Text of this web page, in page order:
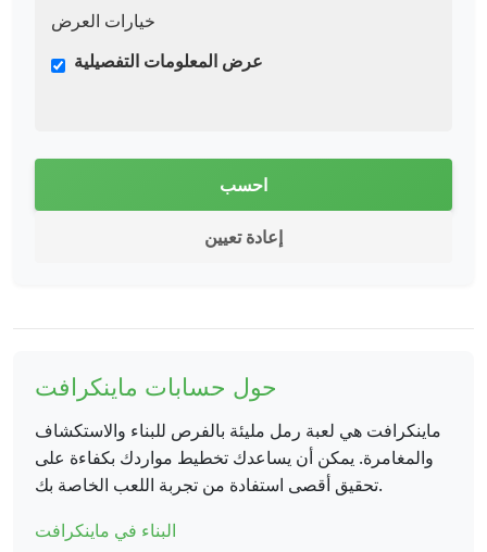
خيارات العرض
عرض المعلومات التفصيلية
احسب
إعادة تعيين
حول حسابات ماينكرافت
ماينكرافت هي لعبة رمل مليئة بالفرص للبناء والاستكشاف
والمغامرة. يمكن أن يساعدك تخطيط مواردك بكفاءة على
تحقيق أقصى استفادة من تجربة اللعب الخاصة بك.
البناء في ماينكرافت